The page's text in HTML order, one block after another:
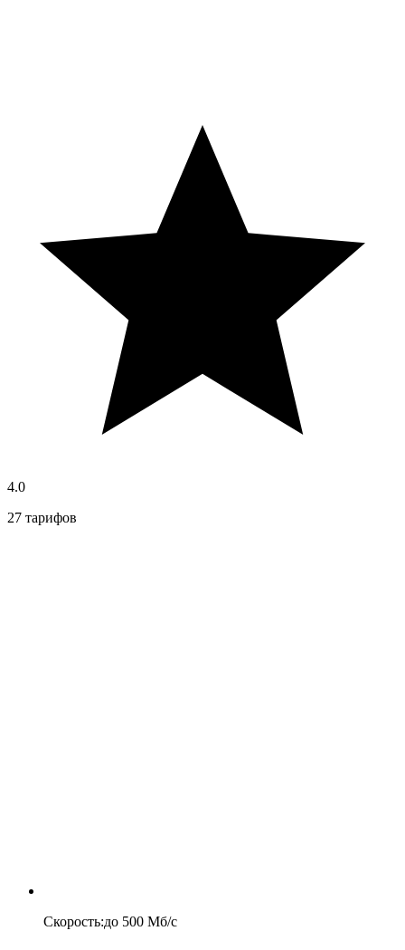
4.0
27 тарифов
Скорость:до 500 Мб/c